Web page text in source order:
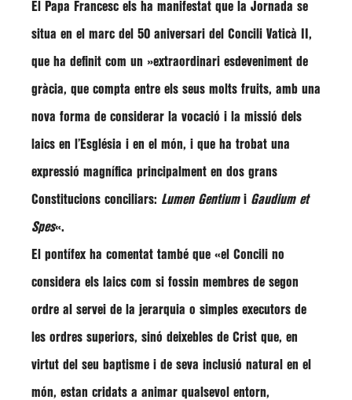
El Papa Francesc els ha manifestat que la Jornada se
situa en el marc del 50 aniversari del Concili Vaticà II,
que ha definit com un »extraordinari esdeveniment de
gràcia, que compta entre els seus molts fruits, amb una
nova forma de considerar la vocació i la missió dels
laics en l’Església i en el món, i que ha trobat una
expressió magnífica principalment en dos grans
Constitucions conciliars: Lumen Gentium i Gaudium et
Spes«.
El pontífex ha comentat també que «el Concili no
considera els laics com si fossin membres de segon
ordre al servei de la jerarquia o simples executors de
les ordres superiors, sinó deixebles de Crist que, en
virtut del seu baptisme i de seva inclusió natural en el
món, estan cridats a animar qualsevol entorn,